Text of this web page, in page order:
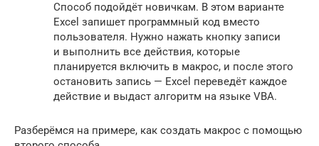
Способ подойдёт новичкам. В этом варианте
Excel запишет программный код вместо
пользователя. Нужно нажать кнопку записи
и выполнить все действия, которые
планируется включить в макрос, и после этого
остановить запись — Excel переведёт каждое
действие и выдаст алгоритм на языке VBA.
Разберёмся на примере, как создать макрос с помощью